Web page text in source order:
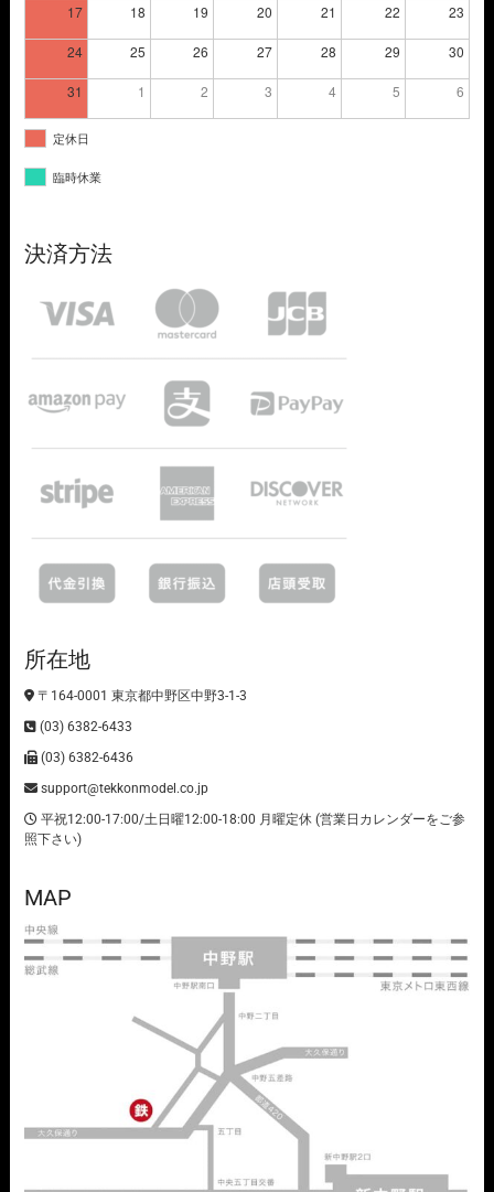
17 18 19 20 21 22 23
24 25 26 27 28 29 30
31 1 2 3 4 5 6
定休日
臨時休業
決済方法
所在地
〒164-0001 東京都中野区中野3-1-3
(03) 6382-6433
(03) 6382-6436
support@tekkonmodel.co.jp
平祝12:00-17:00/土日曜12:00-18:00 月曜定休 (営業日カレンダーをご参
照下さい)
MAP